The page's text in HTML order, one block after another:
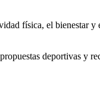
física, el bienestar
deportivas y